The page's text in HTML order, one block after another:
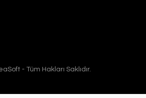
- Tüm Hakları Saklıdır.